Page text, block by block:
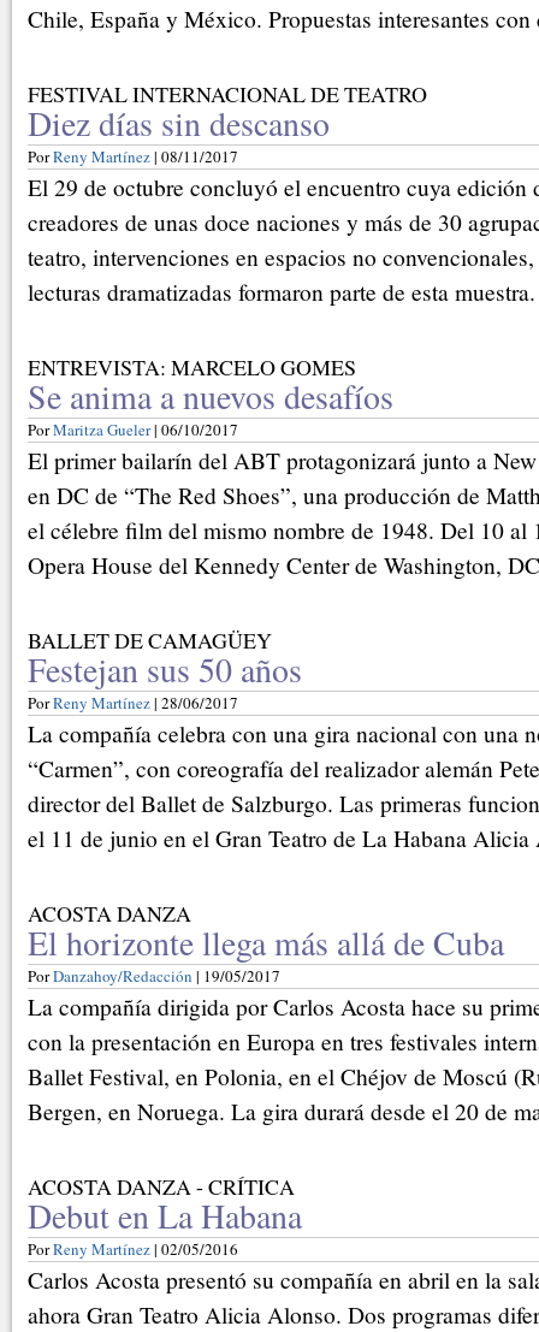
Chile, España y México. Propuestas interesantes
FESTIVAL INTERNACIONAL DE TEATRO
Diez días sin descanso
PorReny Martínez| 08/11/2017
El 29 de octubre concluyó el encuentro cuya edición
creadores de unas doce naciones y más de 30
teatro, intervenciones en espacios no
lecturas dramatizadas formaron parte de esta muestra.
ENTREVISTA: MARCELO GOMES
Se anima a nuevos desafíos
PorMaritza Gueler| 06/10/2017
El primer bailarín del ABT protagonizará junto a
en DC de “The Red Shoes”, una producción de
el célebre film del mismo nombre de 1948. Del 10 al
Opera House del Kennedy Center de Washington,
BALLET DE CAMAGÜEY
Festejan sus 50 años
PorReny Martínez| 28/06/2017
La compañía celebra con una gira nacional con una
“Carmen”, con coreografía del realizador alemán
director del Ballet de Salzburgo. Las primeras
el 11 de junio en el Gran Teatro de La Habana Alicia
ACOSTA DANZA
El horizonte llega más allá de Cuba
PorDanzahoy/Redacción | 19/05/2017
La compañía dirigida por Carlos Acosta hace su
con la presentación en Europa en tres festivales
Ballet Festival, en Polonia, en el Chéjov de Moscú
Bergen, en Noruega. La gira durará desde el 20 de
ACOSTA DANZA - CRÍTICA
Debut en La Habana
PorReny Martínez| 02/05/2016
Carlos Acosta presentó su compañía en abril en la
ahora Gran Teatro Alicia Alonso. Dos programas